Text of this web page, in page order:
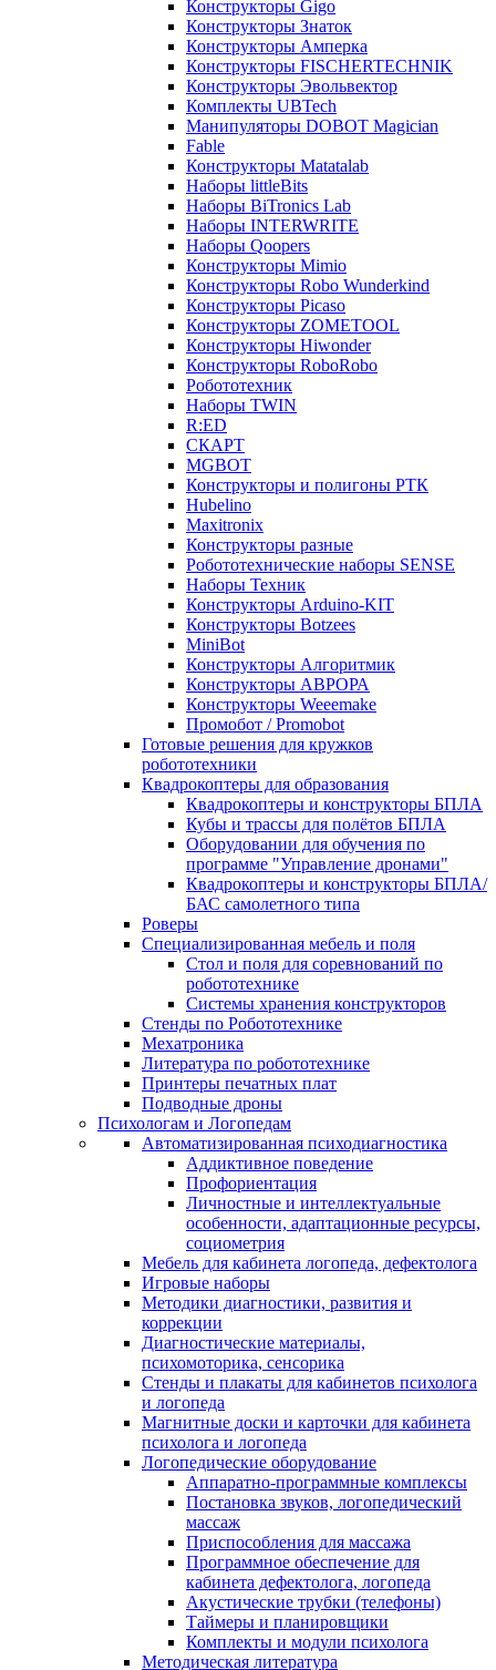
Конструкторы Gigo
Конструкторы Знаток
Конструкторы Амперка
Конструкторы FISCHERTECHNIK
Конструкторы Эвольвектор
Комплекты UBTech
Манипуляторы DOBOT Magician
Fable
Конструкторы Matatalab
Наборы littleBits
Наборы BiTronics Lab
Наборы INTERWRITE
Наборы Qoopers
Конструкторы Mimio
Конструкторы Robo Wunderkind
Конструкторы Picaso
Конструкторы ZOMETOOL
Конструкторы Hiwonder
Конструкторы RoboRobo
Робототехник
Наборы TWIN
R:ED
СКАРТ
MGBOT
Конструкторы и полигоны РТК
Hubelino
Maxitronix
Конструкторы разные
Робототехнические наборы SENSE
Наборы Техник
Конструкторы Arduino-KIT
Конструкторы Botzees
MiniBot
Конструкторы Алгоритмик
Конструкторы АВРОРА
Конструкторы Weeemake
Промобот / Promobot
Готовые решения для кружков
робототехники
Квадрокоптеры для образования
Квадрокоптеры и конструкторы БПЛА
Кубы и трассы для полётов БПЛА
Оборудовании для обучения по
программе "Управление дронами"
Квадрокоптеры и конструкторы БПЛА/
БАС самолетного типа
Роверы
Специализированная мебель и поля
Стол и поля для соревнований по
робототехнике
Системы хранения конструкторов
Стенды по Робототехнике
Мехатроника
Литература по робототехнике
Принтеры печатных плат
Подводные дроны
Психологам и Логопедам
Автоматизированная психодиагностика
Аддиктивное поведение
Профориентация
Личностные и интеллектуальные
особенности, адаптационные ресурсы,
социометрия
Мебель для кабинета логопеда, дефектолога
Игровые наборы
Методики диагностики, развития и
коррекции
Диагностические материалы,
психомоторика, сенсорика
Стенды и плакаты для кабинетов психолога
и логопеда
Магнитные доски и карточки для кабинета
психолога и логопеда
Логопедические оборудование
Аппаратно-программные комплексы
Постановка звуков, логопедический
массаж
Приспособления для массажа
Программное обеспечение для
кабинета дефектолога, логопеда
Акустические трубки (телефоны)
Таймеры и планировщики
Комплекты и модули психолога
Методическая литература